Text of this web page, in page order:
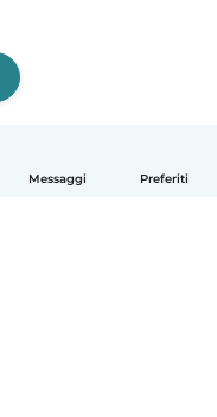
Messaggi Preferiti